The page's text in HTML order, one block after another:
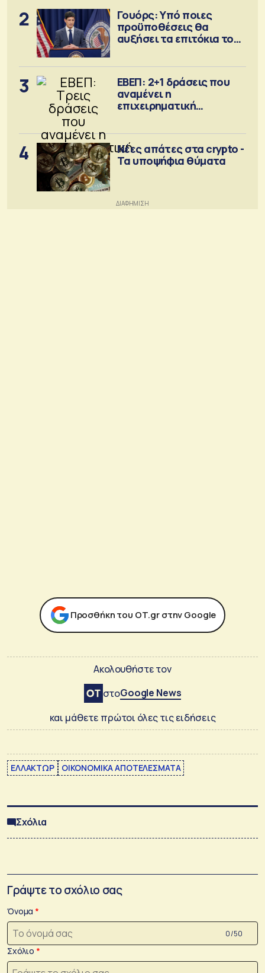
2
Γουόρς: Υπό ποιες
προϋποθέσεις θα
αυξήσει τα επιτόκια τον
3
ΕΒΕΠ: 2+1 δράσεις που
αναμένει η
επιχειρηματική
4
Νέες απάτες στα crypto -
Τα υποψήφια θύματα
Προσθήκη του ΟΤ.gr στην Google
Ακολουθήστε τον
στοGoogle News
και μάθετε πρώτοι όλες τις ειδήσεις
ΕΛΛΑΚΤΩΡ ΟΙΚΟΝΟΜΙΚΑ ΑΠΟΤΕΛΕΣΜΑΤΑ
Σχόλια
Γράψτε το σχόλιο σας
Όνομα
0 /50
Σχόλιο